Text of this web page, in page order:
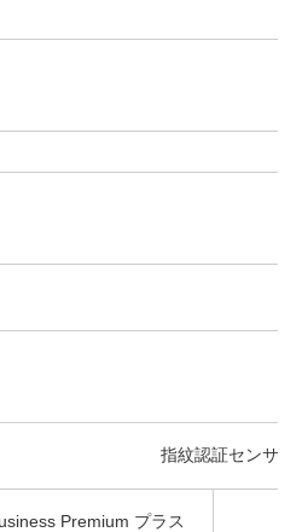
指紋認証センサ
Premium プラス